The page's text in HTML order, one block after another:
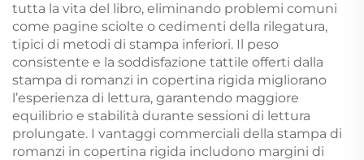
tutta la vita del libro, eliminando problemi comuni
come pagine sciolte o cedimenti della rilegatura,
tipici di metodi di stampa inferiori. Il peso
consistente e la soddisfazione tattile offerti dalla
stampa di romanzi in copertina rigida migliorano
l’esperienza di lettura, garantendo maggiore
equilibrio e stabilità durante sessioni di lettura
prolungate. I vantaggi commerciali della stampa di
romanzi in copertina rigida includono margini di